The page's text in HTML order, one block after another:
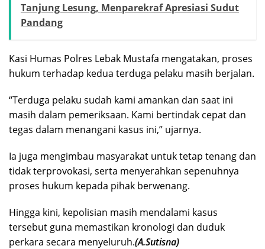
Tanjung Lesung, Menparekraf Apresiasi Sudut
Pandang
Kasi Humas Polres Lebak Mustafa mengatakan, proses
hukum terhadap kedua terduga pelaku masih berjalan.
“Terduga pelaku sudah kami amankan dan saat ini
masih dalam pemeriksaan. Kami bertindak cepat dan
tegas dalam menangani kasus ini,” ujarnya.
Ia juga mengimbau masyarakat untuk tetap tenang dan
tidak terprovokasi, serta menyerahkan sepenuhnya
proses hukum kepada pihak berwenang.
Hingga kini, kepolisian masih mendalami kasus
tersebut guna memastikan kronologi dan duduk
perkara secara menyeluruh.(A.Sutisna)